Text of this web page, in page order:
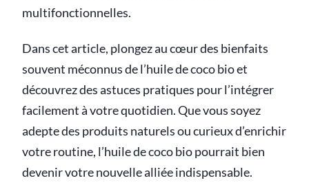
multifonctionnelles.
Dans cet article, plongez au cœur des bienfaits
souvent méconnus de l’huile de coco bio et
découvrez des astuces pratiques pour l’intégrer
facilement à votre quotidien. Que vous soyez
adepte des produits naturels ou curieux d’enrichir
votre routine, l’huile de coco bio pourrait bien
devenir votre nouvelle alliée indispensable.